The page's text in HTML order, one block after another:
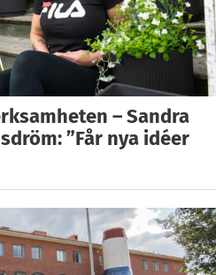
– Sandra
”Får nya idéer